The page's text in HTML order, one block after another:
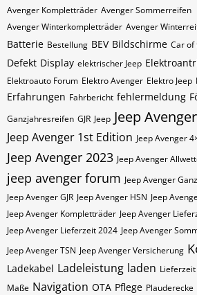
Avenger Kompletträder Avenger Sommerreifen
Avenger Winterkompletträder Avenger
Batterie Bestellung BEV Bildschirme Car of
Defekt Display elektrischer Jeep
Elektroauto Forum Elektro Avenger Elektro Jeep
Erfahrungen Fahrbericht fehlermeldung
Ganzjahresreifen GJR Jeep Jeep Avenger
Jeep Avenger 1st Edition Jeep Avenger
Jeep Avenger 2023 Jeep Avenger
jeep avenger forum Jeep Avenger
Jeep Avenger GJR Jeep Avenger HSN Jeep
Jeep Avenger Kompletträder Jeep Avenger
Jeep Avenger Lieferzeit 2024 Jeep Avenger
Jeep Avenger TSN Jeep Avenger Versicherung
Ladekabel Ladeleistung laden Lieferzeit
Maße Navigation OTA Pflege Plauderecke